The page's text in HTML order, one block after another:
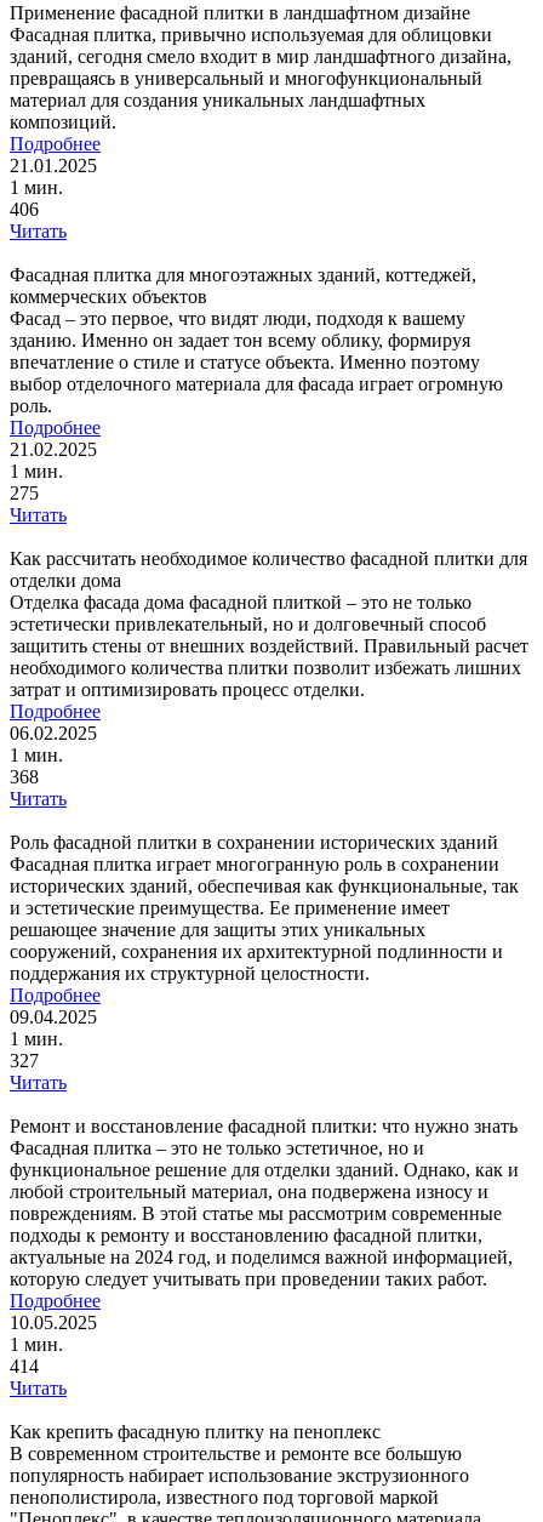
Применение фасадной плитки в ландшафтном дизайне
Фасадная плитка, привычно используемая для облицовки
зданий, сегодня смело входит в мир ландшафтного дизайна,
превращаясь в универсальный и многофункциональный
материал для создания уникальных ландшафтных
композиций.
Подробнее
21.01.2025
1 мин.
406
Читать
Фасадная плитка для многоэтажных зданий, коттеджей,
коммерческих объектов
Фасад – это первое, что видят люди, подходя к вашему
зданию. Именно он задает тон всему облику, формируя
впечатление о стиле и статусе объекта. Именно поэтому
выбор отделочного материала для фасада играет огромную
роль.
Подробнее
21.02.2025
1 мин.
275
Читать
Как рассчитать необходимое количество фасадной плитки для
отделки дома
Отделка фасада дома фасадной плиткой – это не только
эстетически привлекательный, но и долговечный способ
защитить стены от внешних воздействий. Правильный расчет
необходимого количества плитки позволит избежать лишних
затрат и оптимизировать процесс отделки.
Подробнее
06.02.2025
1 мин.
368
Читать
Роль фасадной плитки в сохранении исторических зданий
Фасадная плитка играет многогранную роль в сохранении
исторических зданий, обеспечивая как функциональные, так
и эстетические преимущества. Ее применение имеет
решающее значение для защиты этих уникальных
сооружений, сохранения их архитектурной подлинности и
поддержания их структурной целостности.
Подробнее
09.04.2025
1 мин.
327
Читать
Ремонт и восстановление фасадной плитки: что нужно знать
Фасадная плитка – это не только эстетичное, но и
функциональное решение для отделки зданий. Однако, как и
любой строительный материал, она подвержена износу и
повреждениям. В этой статье мы рассмотрим современные
подходы к ремонту и восстановлению фасадной плитки,
актуальные на 2024 год, и поделимся важной информацией,
которую следует учитывать при проведении таких работ.
Подробнее
10.05.2025
1 мин.
414
Читать
Как крепить фасадную плитку на пеноплекс
В современном строительстве и ремонте все большую
популярность набирает использование экструзионного
пенополистирола, известного под торговой маркой